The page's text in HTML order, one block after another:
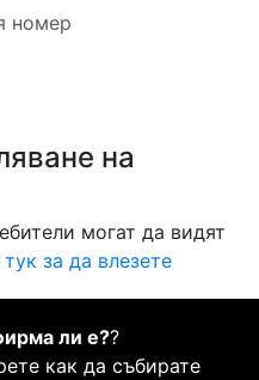
номер
на
могат да видят
за да влезете
ли е??
как да събирате